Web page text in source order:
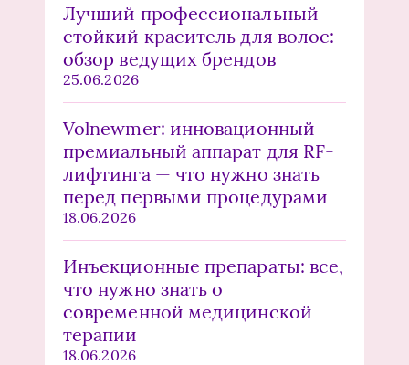
Лучший профессиональный
стойкий краситель для волос:
обзор ведущих брендов
25.06.2026
Volnewmer: инновационный
премиальный аппарат для RF-
лифтинга — что нужно знать
перед первыми процедурами
18.06.2026
Инъекционные препараты: все,
что нужно знать о
современной медицинской
терапии
18.06.2026